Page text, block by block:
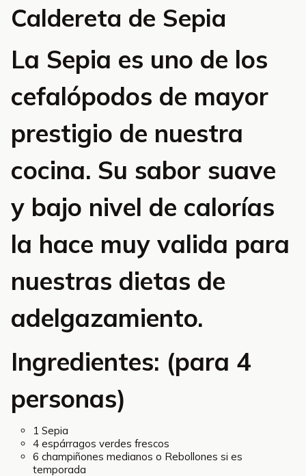
Caldereta de Sepia
La Sepia es uno de los
cefalópodos de mayor
prestigio de nuestra
cocina. Su sabor suave
y bajo nivel de calorías
la hace muy valida para
nuestras dietas de
adelgazamiento.
Ingredientes: (para 4
personas)
1 Sepia
4 espárragos verdes frescos
6 champiñones medianos o Rebollones si es
temporada